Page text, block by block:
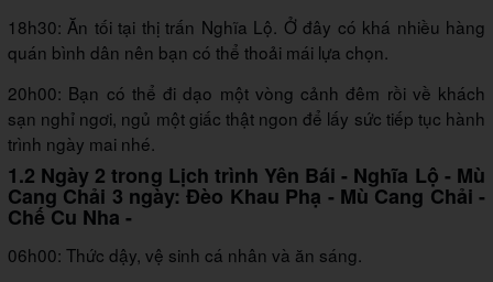
18h30: Ăn tối tại thị trấn Nghĩa Lộ. Ở đây có khá nhiều hàng
quán bình dân nên bạn có thể thoải mái lựa chọn.
20h00: Bạn có thể đi dạo một vòng cảnh đêm rồi về khách
sạn nghỉ ngơi, ngủ một giấc thật ngon để lấy sức tiếp tục hành
trình ngày mai nhé.
1.2 Ngày 2 trong Lịch trình Yên Bái - Nghĩa Lộ - Mù
Cang Chải 3 ngày: Đèo Khau Phạ - Mù Cang Chải -
Chế Cu Nha -
06h00: Thức dậy, vệ sinh cá nhân và ăn sáng.